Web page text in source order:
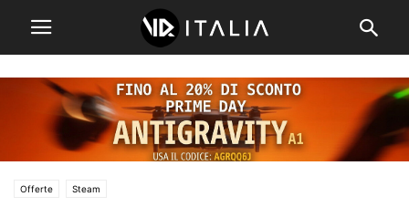
Offerte Steam